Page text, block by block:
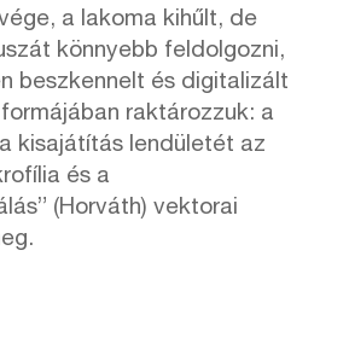
a lakoma kihűlt, de
könnyebb feldolgozni,
beszkennelt és digitalizált
raktározzuk: a
kisajátítás lendületét az
és a
(Horváth) vektorai